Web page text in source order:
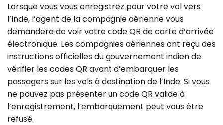
Lorsque vous vous enregistrez pour votre vol vers
l’Inde, l’agent de la compagnie aérienne vous
demandera de voir votre code QR de carte d’arrivée
électronique. Les compagnies aériennes ont reçu des
instructions officielles du gouvernement indien de
vérifier les codes QR avant d’embarquer les
passagers sur les vols à destination de l’Inde. Si vous
ne pouvez pas présenter un code QR valide à
l’enregistrement, l’embarquement peut vous être
refusé.